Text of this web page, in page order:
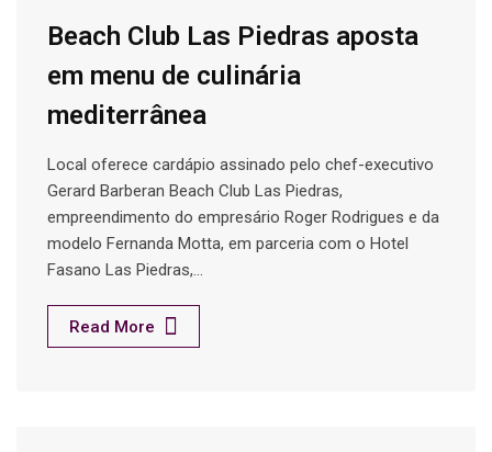
Beach Club Las Piedras aposta
em menu de culinária
mediterrânea
Local oferece cardápio assinado pelo chef-executivo
Gerard Barberan Beach Club Las Piedras,
empreendimento do empresário Roger Rodrigues e da
modelo Fernanda Motta, em parceria com o Hotel
Fasano Las Piedras,…
Read More